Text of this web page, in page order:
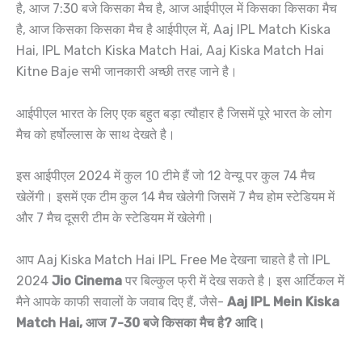
है, आज 7:30 बजे किसका मैच है, आज आईपीएल में किसका किसका मैच
है, आज किसका किसका मैच है आईपीएल में, Aaj IPL Match Kiska
Hai, IPL Match Kiska Match Hai, Aaj Kiska Match Hai
Kitne Baje सभी जानकारी अच्छी तरह जाने है।
आईपीएल भारत के लिए एक बहुत बड़ा त्यौहार है जिसमें पूरे भारत के लोग
मैच को हर्षोल्लास के साथ देखते है।
इस आईपीएल 2024 में कुल 10 टीमे हैं जो 12 वेन्यू पर कुल 74 मैच
खेलेंगी। इसमें एक टीम कुल 14 मैच खेलेगी जिसमें 7 मैच होम स्टेडियम में
और 7 मैच दूसरी टीम के स्टेडियम में खेलेगी।
आप Aaj Kiska Match Hai IPL Free Me देखना चाहते है तो IPL
2024 Jio Cinema पर बिल्कुल फ्री में देख सकते है। इस आर्टिकल में
मैने आपके काफी सवालों के जवाब दिए हैं, जैसे- Aaj IPL Mein Kiska
Match Hai, आज 7-30 बजे किसका मैच है? आदि।